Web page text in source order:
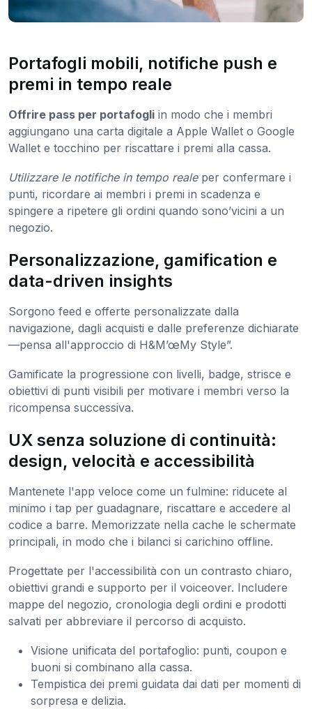
Portafogli mobili, notifiche push e
premi in tempo reale
Offrire pass per portafogli in modo che i membri
aggiungano una carta digitale a Apple Wallet o Google
Wallet e tocchino per riscattare i premi alla cassa.
Utilizzare le notifiche in tempo realeper confermare i
punti, ricordare ai membri i premi in scadenza e
spingere a ripetere gli ordini quando sono’vicini a un
negozio.
Personalizzazione, gamification e
data-driven insights
Sorgono feed e offerte personalizzate dalla
navigazione, dagli acquisti e dalle preferenze dichiarate
—pensa all'approccio di H&M’œMy Style”.
Gamificate la progressione con livelli, badge, strisce e
obiettivi di punti visibili per motivare i membri verso la
ricompensa successiva.
UX senza soluzione di continuità:
design, velocità e accessibilità
Mantenete l'app veloce come un fulmine: riducete al
minimo i tap per guadagnare, riscattare e accedere al
codice a barre. Memorizzate nella cache le schermate
principali, in modo che i bilanci si carichino offline.
Progettate per l'accessibilità con un contrasto chiaro,
obiettivi grandi e supporto per il voiceover. Includere
mappe del negozio, cronologia degli ordini e prodotti
salvati per abbreviare il percorso di acquisto.
Visione unificata del portafoglio: punti, coupon e
buoni si combinano alla cassa.
Tempistica dei premi guidata dai dati per momenti di
sorpresa e delizia.